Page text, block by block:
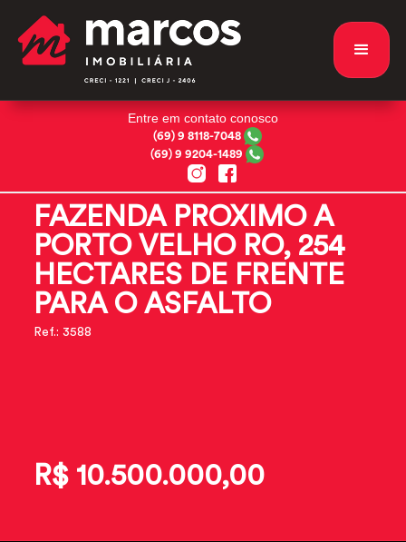
Entre em contato conosco
(69) 9 8118-7048
(69) 9 9204-1489
FAZENDA PROXIMO A
PORTO VELHO RO, 254
HECTARES DE FRENTE
PARA O ASFALTO
Ref.: 3588
R$ 10.500.000,00